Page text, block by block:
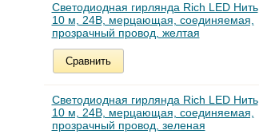
Светодиодная гирлянда Rich LED Нить
10 м, 24В, мерцающая, соединяемая,
прозрачный провод, желтая
Сравнить
Светодиодная гирлянда Rich LED Нить
10 м, 24В, мерцающая, соединяемая,
прозрачный провод, зеленая